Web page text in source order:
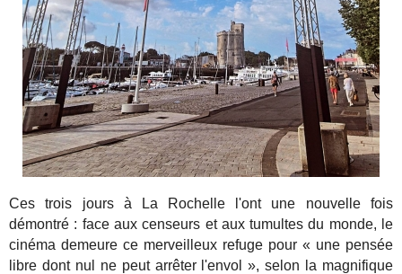
Ces trois jours à La Rochelle l'ont une nouvelle fois
démontré : face aux censeurs et aux tumultes du monde, le
cinéma demeure ce merveilleux refuge pour « une pensée
libre dont nul ne peut arrêter l'envol », selon la magnifique